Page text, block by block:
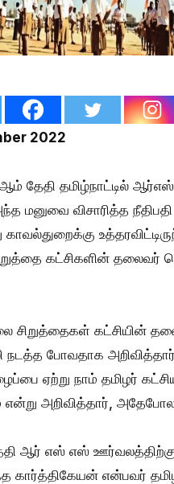
2022
தேதி தமிழ்நாட்டில்
மனுவை விசாரித்த
காவல்துறைக்கு
கட்சிகளின் தலைவர்
சிறுத்தைகள் கட்சியின்
நடத்த போவதாக
ஏற்று நாம் தமிழர்
என்று அறிவித்தார்,
ஆர் எஸ் எஸ்
கார்த்திகேயன் என்பவர்